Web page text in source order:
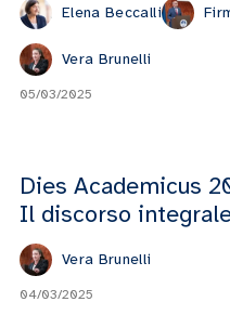
Elena Beccalli
Vera Brunelli
05/03/2025
Dies Academicus
Il discorso
Vera Brunelli
04/03/2025